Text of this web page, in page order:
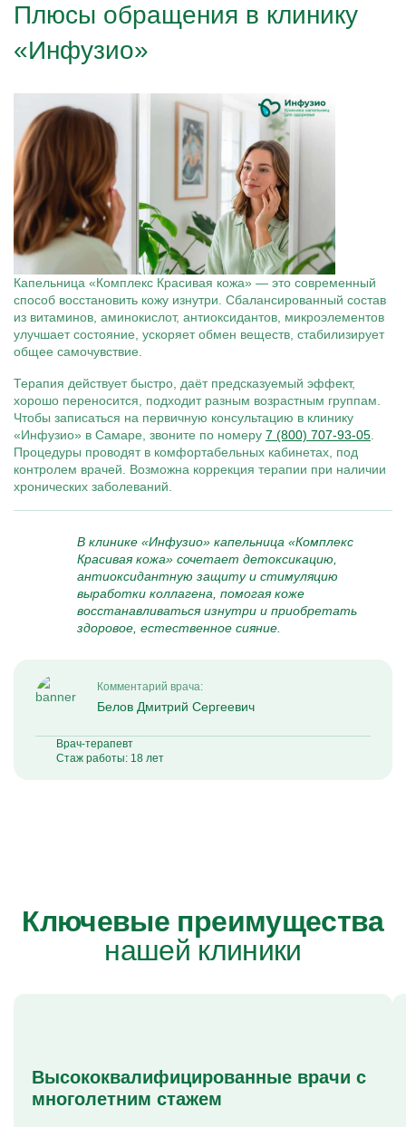
Плюсы обращения в клинику
«Инфузио»
Капельница «Комплекс Красивая кожа» — это современный
способ восстановить кожу изнутри. Сбалансированный состав
из витаминов, аминокислот, антиоксидантов, микроэлементов
улучшает состояние, ускоряет обмен веществ, стабилизирует
общее самочувствие.
Терапия действует быстро, даёт предсказуемый эффект,
хорошо переносится, подходит разным возрастным группам.
Чтобы записаться на первичную консультацию в клинику
«Инфузио» в Самаре, звоните по номеру 7 (800) 707-93-05
Процедуры проводят в комфортабельных кабинетах, под
контролем врачей. Возможна коррекция терапии при наличии
хронических заболеваний.
В клинике «Инфузио» капельница «Комплекс
Красивая кожа» сочетает детоксикацию,
антиоксидантную защиту и стимуляцию
выработки коллагена, помогая коже
восстанавливаться изнутри и приобретать
здоровое, естественное сияние.
Комментарий врача:
Белов Дмитрий Сергеевич
Врач-терапевт
Стаж работы: 18 лет
Ключевые преимущества
нашей клиники
Высококвалифицированные врачи с
многолетним стажем